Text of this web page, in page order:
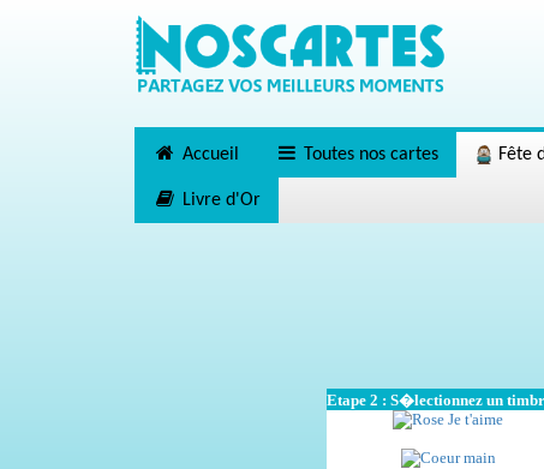
Accueil Toutes nos cartes Fête
Livre d'Or
Etape 2 : S�lectionnez un